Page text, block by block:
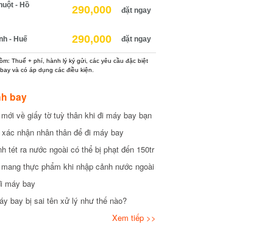
- Hồ
290,000 đặt ngay
- Huế 290,000 đặt ngay
Thuế + phí, hành lý ký gửi, các yêu cầu đặc biệt
và có áp dụng các điều kiện.
bay
về giấy tờ tuỳ thân khi đi máy bay bạn
nhận nhân thân để đi máy bay
tét ra nước ngoài có thể bị phạt đến 150tr
thực phẩm khi nhập cảnh nước ngoài
bay
bay bị sai tên xử lý như thế nào?
Xem tiếp >>